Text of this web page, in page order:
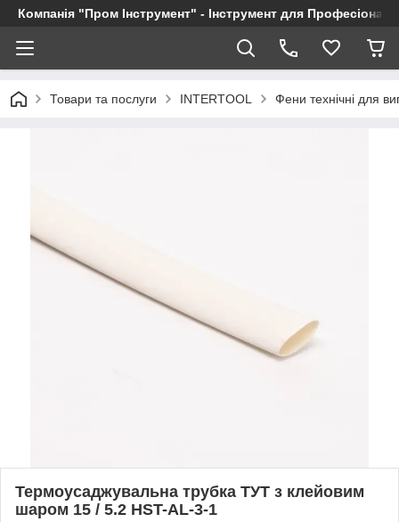
Компанія "Пром Інструмент" - Інструмент для
Товари та послуги INTERTOOL Фени технічні для
Термоусаджувальна трубка ТУТ з клейовим
шаром 15 / 5.2 HST-AL-3-1